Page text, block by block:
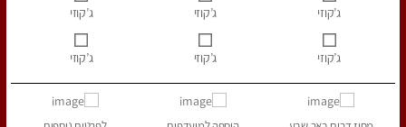
ג’קוזי ג’קוזי ג’קוזי
ג’קוזי ג’קוזי ג’קוזי